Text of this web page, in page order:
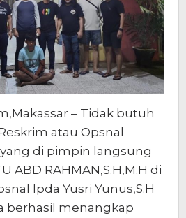
– Tidak butuh
atau Opsnal
di pimpin langsung
ABD RAHMAN,S.H,M.H di
Ipda Yusri Yunus,S.H
berhasil menangkap